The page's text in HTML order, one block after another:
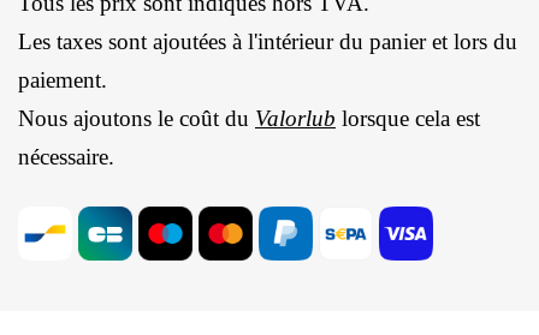
Les taxes sont ajoutées à l'intérieur du panier et lors du
paiement.
Nous ajoutons le coût du Valorlub lorsque cela est
nécessaire.